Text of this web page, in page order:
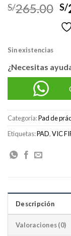
S/265.00 El
S/
Sin existencias
¿Necesitas
Categoría:Pad de
Etiquetas:PAD,VIC
Descripción
Valoraciones (0)